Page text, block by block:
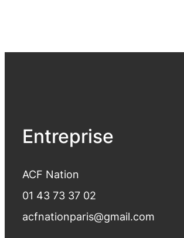
Entreprise
ACF Nation
01 43 73 37 02
acfnationparis@gmail.com